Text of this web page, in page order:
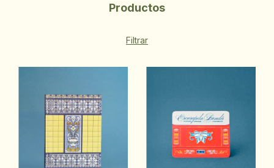
Productos
Filtrar